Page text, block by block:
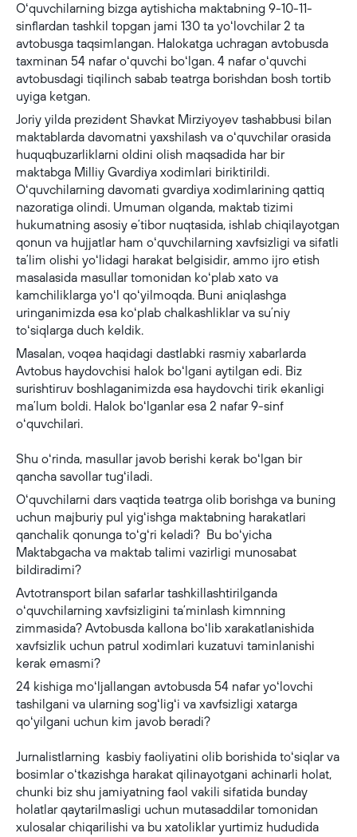
Oʻquvchilarning bizga aytishicha maktabning 9-10-11-
sinflardan tashkil topgan jami 130 ta yoʻlovchilar 2 ta
avtobusga taqsimlangan. Halokatga uchragan avtobusda
taxminan 54 nafar oʻquvchi boʻlgan. 4 nafar oʻquvchi
avtobusdagi tiqilinch sabab teatrga borishdan bosh tortib
uyiga ketgan.
Joriy yilda prezident Shavkat Mirziyoyev tashabbusi bilan
maktablarda davomatni yaxshilash va oʻquvchilar orasida
huquqbuzarliklarni oldini olish maqsadida har bir
maktabga Milliy Gvardiya xodimlari biriktirildi.
Oʻquvchilarning davomati gvardiya xodimlarining qattiq
nazoratiga olindi. Umuman olganda, maktab tizimi
hukumatning asosiy eʼtibor nuqtasida, ishlab chiqilayotgan
qonun va hujjatlar ham oʻquvchilarning xavfsizligi va sifatli
taʼlim olishi yoʻlidagi harakat belgisidir, ammo ijro etish
masalasida masullar tomonidan koʻplab xato va
kamchiliklarga yoʻl qoʻyilmoqda. Buni aniqlashga
uringanimizda esa koʻplab chalkashliklar va suʼniy
toʻsiqlarga duch keldik.
Masalan, voqea haqidagi dastlabki rasmiy xabarlarda
Avtobus haydovchisi halok boʻlgani aytilgan edi. Biz
surishtiruv boshlaganimizda esa haydovchi tirik ekanligi
maʼlum boldi. Halok boʻlganlar esa 2 nafar 9-sinf
oʻquvchilari.
Shu oʻrinda, masullar javob berishi kerak boʻlgan bir
qancha savollar tugʻiladi.
Oʻquvchilarni dars vaqtida teatrga olib borishga va buning
uchun majburiy pul yigʻishga maktabning harakatlari
qanchalik qonunga toʻgʻri keladi? Bu boʻyicha
Maktabgacha va maktab talimi vazirligi munosabat
bildiradimi?
Avtotransport bilan safarlar tashkillashtirilganda
oʻquvchilarning xavfsizligini taʼminlash kimnning
zimmasida? Avtobusda kallona boʻlib xarakatlanishida
xavfsizlik uchun patrul xodimlari kuzatuvi taminlanishi
kerak emasmi?
24 kishiga moʻljallangan avtobusda 54 nafar yoʻlovchi
tashilgani va ularning sogʻligʻi va xavfsizligi xatarga
qoʻyilgani uchun kim javob beradi?
Jurnalistlarning kasbiy faoliyatini olib borishida toʻsiqlar va
bosimlar oʻtkazishga harakat qilinayotgani achinarli holat,
chunki biz shu jamiyatning faol vakili sifatida bunday
holatlar qaytarilmasligi uchun mutasaddilar tomonidan
xulosalar chiqarilishi va bu xatoliklar yurtimiz hududida